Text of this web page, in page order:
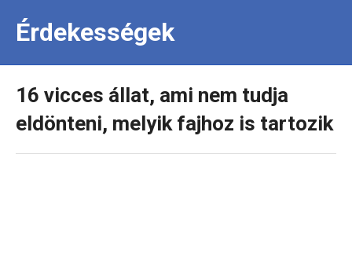
Érdekességek
16 vicces állat, ami nem tudja
eldönteni, melyik fajhoz is tartozik